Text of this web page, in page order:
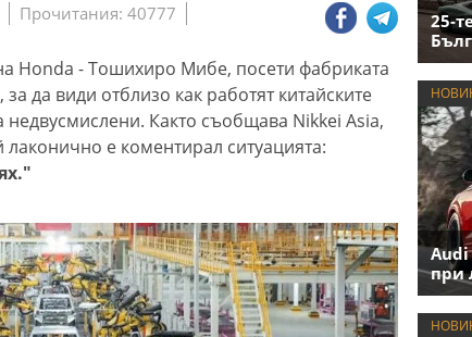
Прочитания: 40777
Honda - Тошихиро Мибе, посети фабриката
да види отблизо как работят китайските
Както съобщава Nikkei Asia,
е коментирал ситуацията:
25-
при